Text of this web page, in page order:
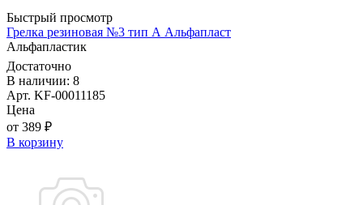
Быстрый просмотр
Грелка резиновая №3 тип А Альфапласт
Альфапластик
Достаточно
В наличии: 8
Арт. KF-00011185
Цена
от 389 ₽
В корзину